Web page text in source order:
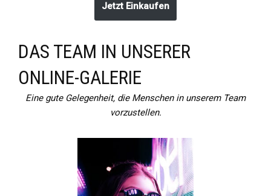
Jetzt Einkaufen
DAS TEAM IN UNSERER
ONLINE-GALERIE
Eine gute Gelegenheit, die Menschen in unserem Team
vorzustellen.